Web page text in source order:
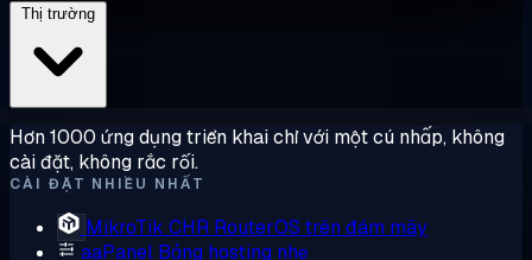
Hơn 1000 ứng dụng triển khai chỉ với một cú nhấp, không
cài đặt, không rắc rối.
CÀI ĐẶT NHIỀU NHẤT
MikroTik CHR RouterOS trên đám mây
aaPanel Bảng hosting nhẹ